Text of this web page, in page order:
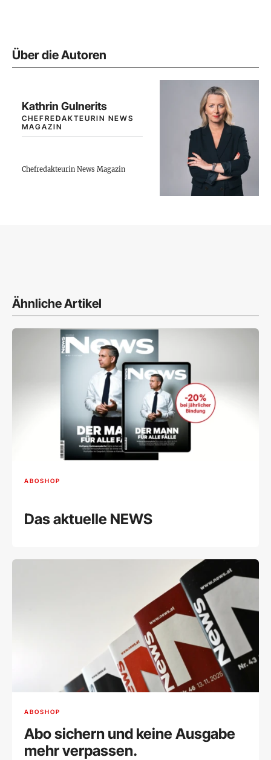
Über die Autoren
Kathrin Gulnerits
CHEFREDAKTEURIN NEWS
MAGAZIN
Chefredakteurin News Magazin
Ähnliche Artikel
ABOSHOP
Das aktuelle NEWS
ABOSHOP
Abo sichern und keine Ausgabe
mehr verpassen.